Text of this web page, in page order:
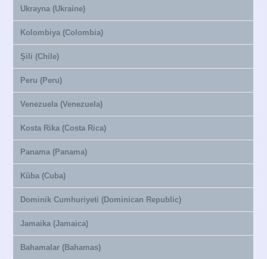
Ukrayna (Ukraine)
Kolombiya (Colombia)
Şili (Chile)
Peru (Peru)
Venezuela (Venezuela)
Kosta Rika (Costa Rica)
Panama (Panama)
Küba (Cuba)
Dominik Cumhuriyeti (Dominican Republic)
Jamaika (Jamaica)
Bahamalar (Bahamas)